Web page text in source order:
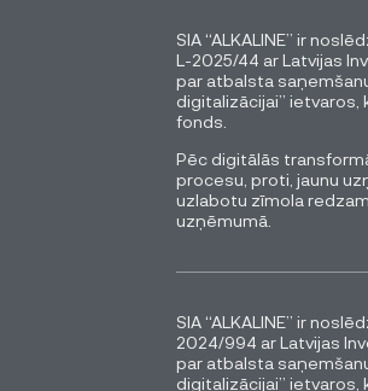
SIA “ALKALINE” ir
L-2025/44 ar Latvijas
par atbalsta
digitalizācijai” ietvaros,
fonds.
Pēc digitālās
procesu, proti, jaunu
uzlabotu zīmola
uzņēmumā.
SIA “ALKALINE” ir
2024/994 ar Latvijas
par atbalsta
digitalizācijai” ietvaros,